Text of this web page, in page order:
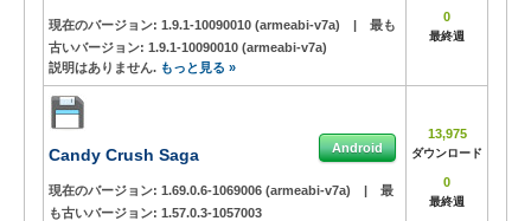
現在のバージョン: 1.9.1-10090010 (armeabi-v7a) |
最も
古いバージョン: 1.9.1-10090010 (armeabi-v7a)
説明はありません. もっと見る »
0
最終週
Candy Crush Saga Android
現在のバージョン: 1.69.0.6-1069006 (armeabi-v7a) |
最
も古いバージョン: 1.57.0.3-1057003
13,975
ダウンロード
0
最終週